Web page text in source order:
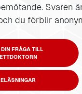
Svaren
du förblir
FRÅGA TILL